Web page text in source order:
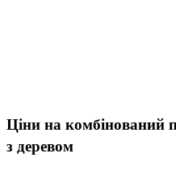
Ціни на комбінований
з деревом